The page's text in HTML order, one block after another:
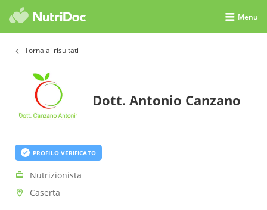
Menu
Torna ai risultati
Dott. Antonio Canzano
PROFILO VERIFICATO
Nutrizionista
Caserta